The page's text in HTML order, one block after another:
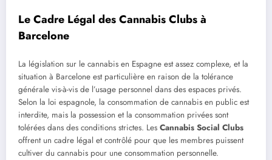
Le Cadre Légal des Cannabis Clubs à
Barcelone
La législation sur le cannabis en Espagne est assez complexe, et la
situation à Barcelone est particulière en raison de la tolérance
générale vis-à-vis de l’usage personnel dans des espaces privés.
Selon la loi espagnole, la consommation de cannabis en public est
interdite, mais la possession et la consommation privées sont
tolérées dans des conditions strictes. Les Cannabis Social Clubs
offrent un cadre légal et contrôlé pour que les membres puissent
cultiver du cannabis pour une consommation personnelle.